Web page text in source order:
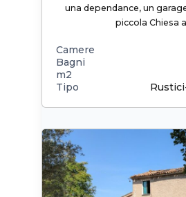
una dependance, un
piccola Chiesa
Camere
Bagni
m2
Tipo